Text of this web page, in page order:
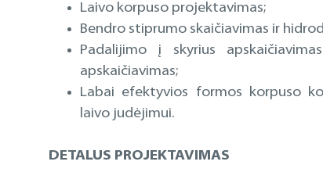
Laivo korpuso projektavimas;
Bendro stiprumo skaičiavimas ir
Padalijimo į skyrius
apskaičiavimas;
Labai efektyvios formos korpuso
laivo judėjimui.
DETALUS PROJEKTAVIMAS